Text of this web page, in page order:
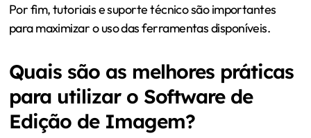
Por fim, tutoriais e suporte técnico são importantes
para maximizar o uso das ferramentas disponíveis.
Quais são as melhores práticas
para utilizar o Software de
Edição de Imagem?